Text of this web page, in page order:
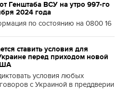
Генштаба ВСУ на утро 997-го
2024 года
по состоянию на 0800 16
ставить условия для
перед приходом новой
условия любых
с Украиной в преддверии